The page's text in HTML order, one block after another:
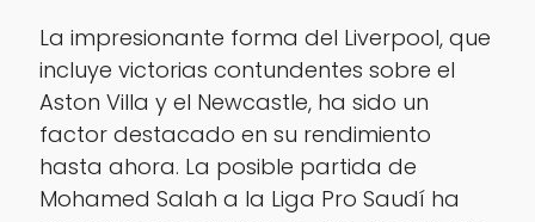
La impresionante forma del Liverpool, que
incluye victorias contundentes sobre el
Aston Villa y el Newcastle, ha sido un
factor destacado en su rendimiento
hasta ahora. La posible partida de
Mohamed Salah a la Liga Pro Saudí ha